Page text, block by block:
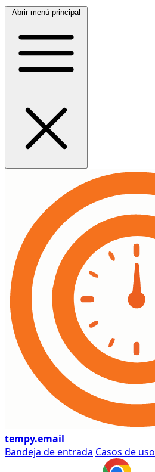
Abrir menú principal
tempy.email
Bandeja de entrada Casos de uso